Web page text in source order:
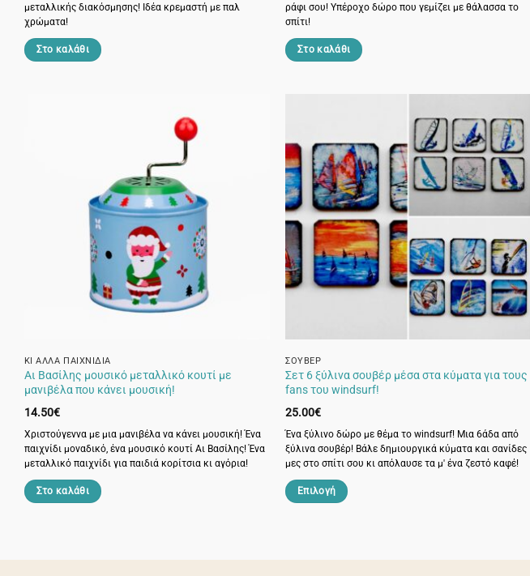
μεταλλικής διακόσμησης! Ιδέα κρεμαστή με παλ
χρώματα!
Στο καλάθι
ράφι σου! Υπέροχο δώρο που γεμίζει με θάλασσα το
σπίτι!
Στο καλάθι
ΚΙ ΆΛΛΑ ΠΑΙΧΝΊΔΙΑ
Αι Βασίλης μουσικό μεταλλικό κουτί με
μανιβέλα που κάνει μουσική!
14.50€
Χριστούγεννα με μια μανιβέλα να κάνει μουσική! Ένα
παιχνίδι μοναδικό, ένα μουσικό κουτί Αι Βασίλης! Ένα
μεταλλικό παιχνίδι για παιδιά κορίτσια κι αγόρια!
Στο καλάθι
ΣΟΥΒΈΡ
Σετ 6 ξύλινα σουβέρ μέσα στα κύματα για τους
fans του windsurf!
25.00€
Ένα ξύλινο δώρο με θέμα το windsurf! Μια 6άδα από
ξύλινα σουβέρ! Βάλε δημιουργικά κύματα και σανίδες
μες στο σπίτι σου κι απόλαυσε τα μ' ένα ζεστό καφέ!
Επιλογή